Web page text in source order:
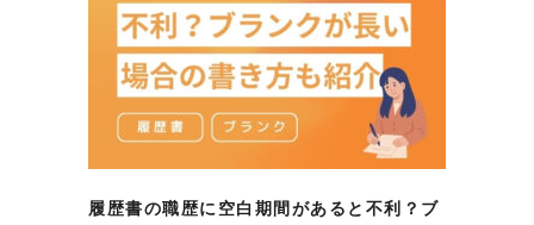
履歴書の職歴に空白期間があると不利？ブ